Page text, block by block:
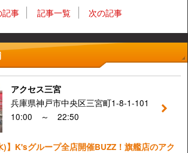
記事 記事一覧 次の記事
アクセス三宮
兵庫県神戸市中央区三宮町1-8-1-101
10:00 ～ 22:50
)】K'sグループ全店開催BUZZ！旗艦店のアク